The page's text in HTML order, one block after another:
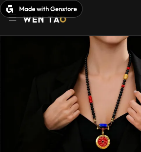
Saltar
al
contenido